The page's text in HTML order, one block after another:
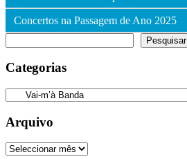
Concertos na Passagem de Ano 2025
Pesquisar
Categorias
Categorias
Arquivo
Arquivo